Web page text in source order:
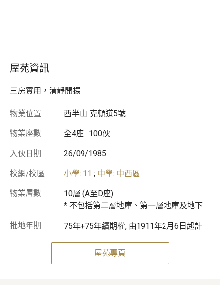
屋苑資訊
三房實用，清靜開揚
物業位置 西半山 克頓道5號
物業座數 全4座 100伙
入伙日期 26/09/1985
校網/校區 小學: 11 ; 中學: 中西區
物業層數
10層 (A至D座)
* 不包括第二層地庫、第一層地庫及地下
批地年期 75年+75年續期權, 由1911年2月6日起計
屋苑專頁